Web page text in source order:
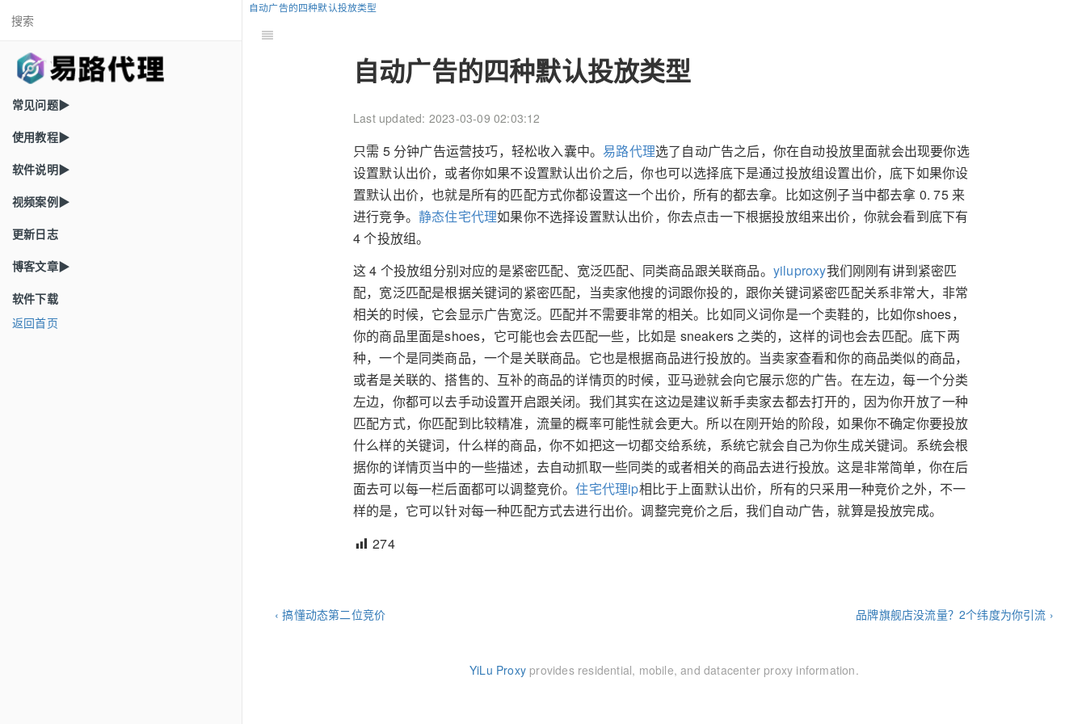
常见问题▶
使用教程▶
软件说明▶
视频案例▶
更新日志
博客文章▶
软件下载
返回首页
自动广告的四种默认投放类型
自动广告的四种默认投放类型
Last updated: 2023-03-09 02:03:12
只需 5 分钟广告运营技巧，轻松收入囊中。易路代理选了自动广告之后，你在自动投放里面就会出现要你选
设置默认出价，或者你如果不设置默认出价之后，你也可以选择底下是通过投放组设置出价，底下如果你设
置默认出价，也就是所有的匹配方式你都设置这一个出价，所有的都去拿。比如这例子当中都去拿 0. 75 来
进行竞争。 静态住宅代理如果你不选择设置默认出价，你去点击一下根据投放组来出价，你就会看到底下有
4 个投放组。
这 4 个投放组分别对应的是紧密匹配、宽泛匹配、同类商品跟关联商品。 yiluproxy我们刚刚有讲到紧密匹
配，宽泛匹配是根据关键词的紧密匹配，当卖家他搜的词跟你投的，跟你关键词紧密匹配关系非常大，非常
相关的时候，它会显示广告宽泛。匹配并不需要非常的相关。比如同义词你是一个卖鞋的，比如你shoes，
你的商品里面是shoes，它可能也会去匹配一些，比如是 sneakers 之类的，这样的词也会去匹配。底下两
种，一个是同类商品，一个是关联商品。它也是根据商品进行投放的。当卖家查看和你的商品类似的商品，
或者是关联的、搭售的、互补的商品的详情页的时候，亚马逊就会向它展示您的广告。在左边，每一个分类
左边，你都可以去手动设置开启跟关闭。我们其实在这边是建议新手卖家去都去打开的，因为你开放了一种
匹配方式，你匹配到比较精准，流量的概率可能性就会更大。所以在刚开始的阶段，如果你不确定你要投放
什么样的关键词，什么样的商品，你不如把这一切都交给系统，系统它就会自己为你生成关键词。系统会根
据你的详情页当中的一些描述，去自动抓取一些同类的或者相关的商品去进行投放。这是非常简单，你在后
面去可以每一栏后面都可以调整竞价。住宅代理ip相比于上面默认出价，所有的只采用一种竞价之外，不一
样的是，它可以针对每一种匹配方式去进行出价。调整完竞价之后，我们自动广告，就算是投放完成。
274
‹ 搞懂动态第二位竞价 品牌旗舰店没流量？2个纬度为你引流 ›
YiLu Proxy provides residential, mobile, and datacenter proxy information.